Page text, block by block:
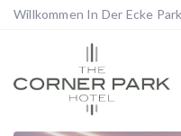
Willkommen In Der Ecke